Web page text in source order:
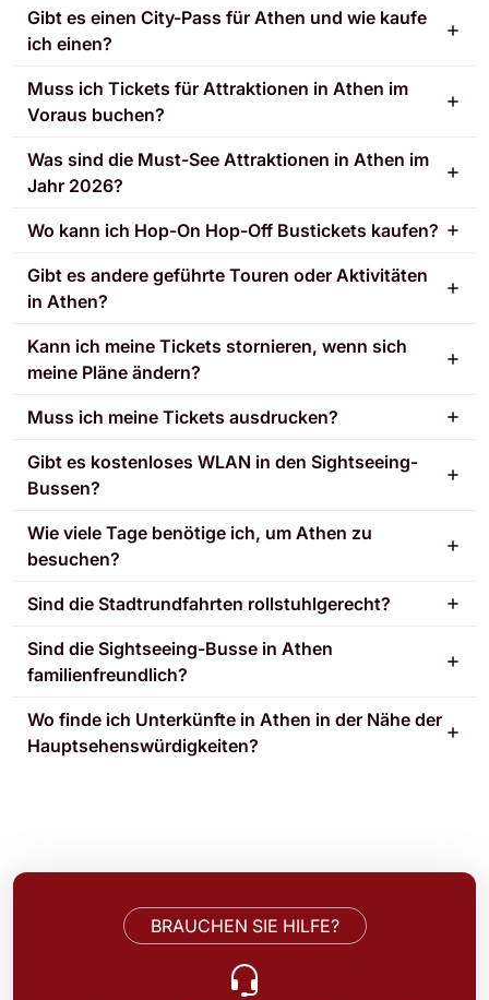
Gibt es einen City-Pass für Athen und wie kaufe
ich einen?
Muss ich Tickets für Attraktionen in Athen im
Voraus buchen?
Was sind die Must-See Attraktionen in Athen im
Jahr 2026?
Wo kann ich Hop-On Hop-Off Bustickets kaufen?
Gibt es andere geführte Touren oder Aktivitäten
in Athen?
Kann ich meine Tickets stornieren, wenn sich
meine Pläne ändern?
Muss ich meine Tickets ausdrucken?
Gibt es kostenloses WLAN in den Sightseeing-
Bussen?
Wie viele Tage benötige ich, um Athen zu
besuchen?
Sind die Stadtrundfahrten rollstuhlgerecht?
Sind die Sightseeing-Busse in Athen
familienfreundlich?
Wo finde ich Unterkünfte in Athen in der Nähe der
Hauptsehenswürdigkeiten?
BRAUCHEN SIE HILFE?